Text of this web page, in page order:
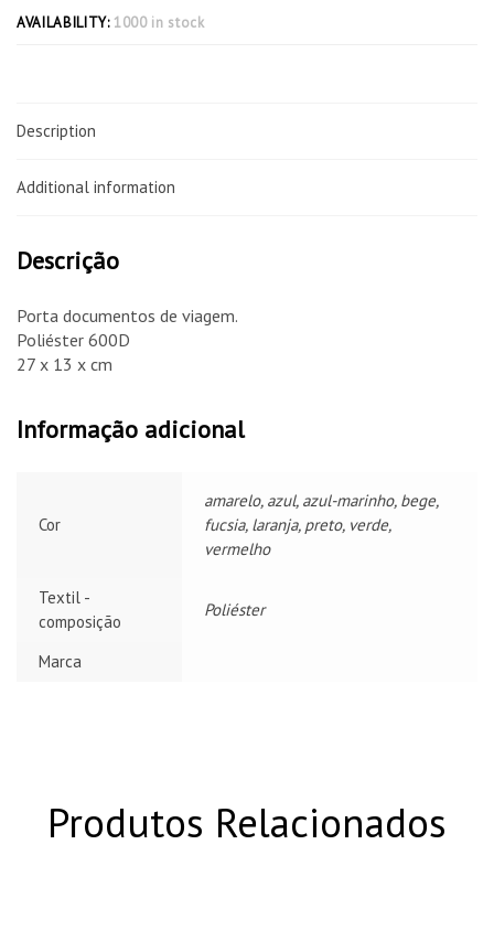
AVAILABILITY: 1000 in stock
Description
Additional information
Descrição
Porta documentos de viagem.
Poliéster 600D
27 x 13 x cm
Informação adicional
Cor
amarelo, azul, azul-marinho, bege,
fucsia, laranja, preto, verde,
vermelho
Textil -
composição
Poliéster
Marca
Produtos Relacionados